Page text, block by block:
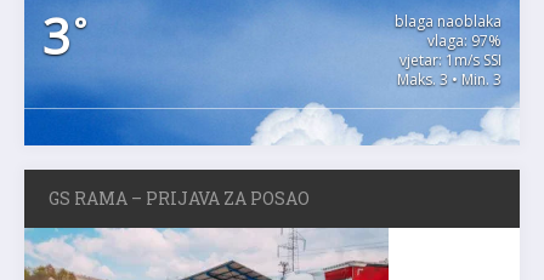
3°
blaga naoblaka
vlaga: 97%
vjetar: 1m/s SSI
Maks. 3 • Min. 3
GS RAMA – PRIJAVA ZA POSAO